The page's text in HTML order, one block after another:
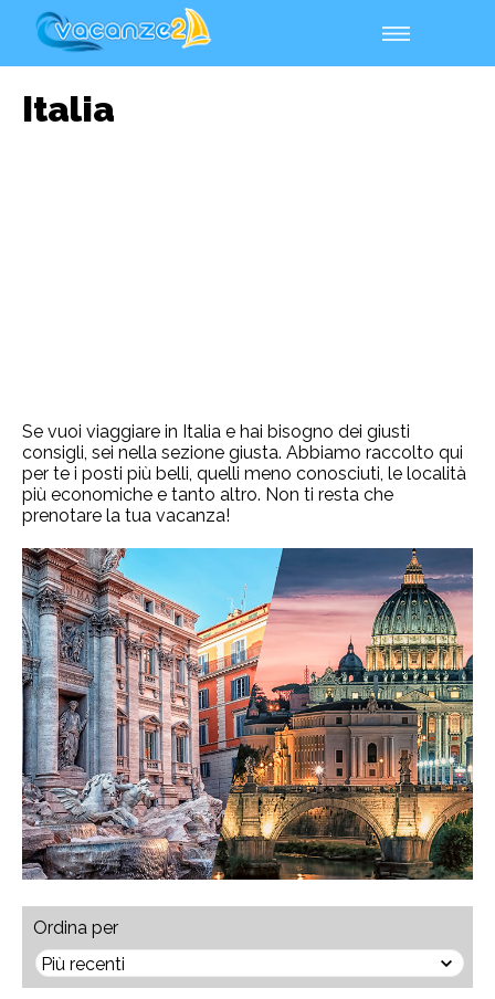
Italia
Se vuoi viaggiare in Italia e hai bisogno dei giusti
consigli, sei nella sezione giusta. Abbiamo raccolto qui
per te i posti più belli, quelli meno conosciuti, le località
più economiche e tanto altro. Non ti resta che
prenotare la tua vacanza!
Ordina per